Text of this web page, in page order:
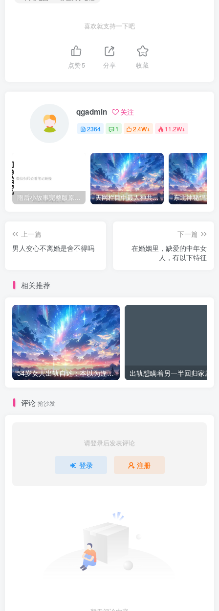
喜欢就支持一下吧
点赞5 分享 收藏
qgadmin 关注
2364 1 2.4W+ 11.2W+
雨后小故事完整版原片动态图（图+文字解说版） 天网栏目中最人神共愤的一期《消失的夫妻》
上一篇
男人变心不离婚是舍不得吗
下一篇
在婚姻里，缺爱的中年女
人，有以下特征
相关推荐
54岁女人出轨自述：本以为逢场作戏
评论 抢沙发
请登录后发表评论
登录 注册